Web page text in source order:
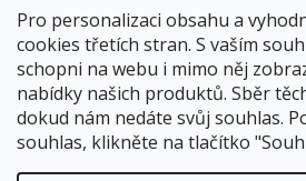
Pro personalizaci obsahu a
cookies třetích stran. S vaším
schopni na webu i mimo něj
nabídky našich produktů. Sběr
dokud nám nedáte svůj souhlas.
souhlas, klikněte na tlačítko